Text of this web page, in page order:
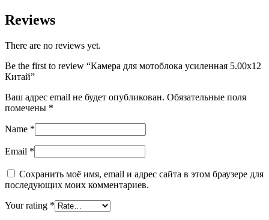
Reviews
There are no reviews yet.
Be the first to review “Камера для мотоблока усиленная 5.00х12
Китай”
Ваш адрес email не будет опубликован. Обязательные поля
помечены *
Name *
Email *
Сохранить моё имя, email и адрес сайта в этом браузере для
последующих моих комментариев.
Your rating *